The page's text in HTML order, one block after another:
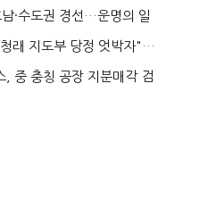
행군…'야...
·수도권 경선…운명의 일
래 지도부 당정 엇박자"…
지 오...
, 중 충칭 공장 지분매각 검